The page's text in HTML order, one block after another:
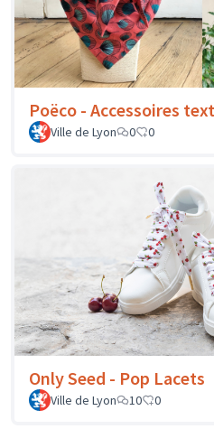
Poëco - Accessoires
Ville de Lyon 0 0
Only Seed - Pop Lacets
Ville de Lyon 10 0